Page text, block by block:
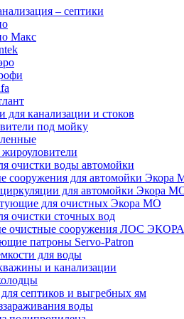
– септики
Макс
для канализации и стоков
под мойку
очистки воды автомойки
сооружения для автомойки Экора
для автомойки Экора
для очистных Экора МО
очистки сточных вод
очистные сооружения ЛОС ЭКОРА
патроны Servo-Patron
для воды
и канализации
септиков и выгребных ям
воды